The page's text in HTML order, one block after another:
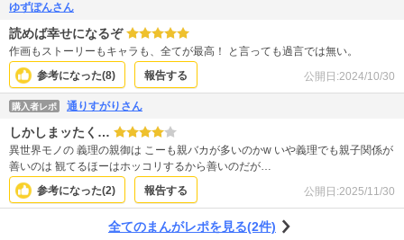
ゆずぽんさん
読めば幸せになるぞ
作画もストーリーもキャラも、全てが最高！ と言っても過言では無い。
参考になった(8) 報告する 公開日:2024/10/30
購入者レポ 通りすがりさん
しかしまッたく…
異世界モノの 義理の親御は こーも親バカが多いのかw いや義理でも親子関係が
善いのは 観てるほーはホッコリするから善いのだが…
参考になった(2) 報告する 公開日:2025/11/30
全てのまんがレポを見る(2件)